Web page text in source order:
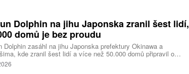
Dolphin na jihu Japonska zranil šest lidí,
domů je bez proudu
Dolphin zasáhl na jihu Japonska prefektury Okinawa a
kde zranil šest lidí a více než 50.000 domů připravil o
elektřiny. Na příchod tajfunu se kvůli riziku záplav a sesuvů
důsledku předpovídaných prudkých srážek připravují také na